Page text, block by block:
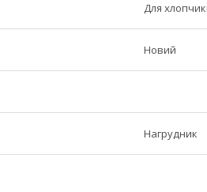
Для
Новий
Нагрудник